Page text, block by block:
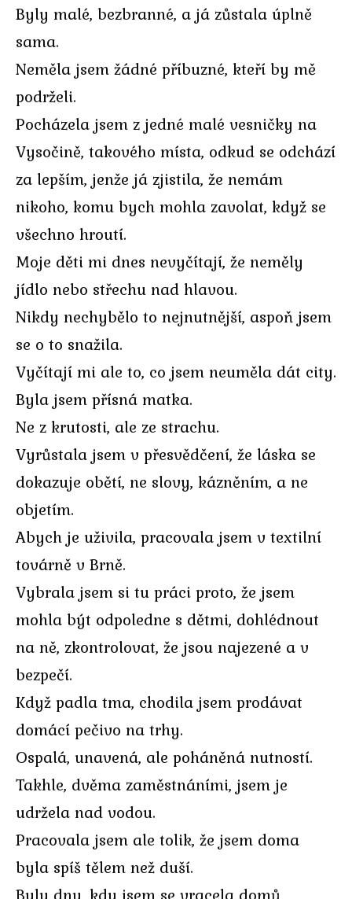
Byly malé, bezbranné, a já zůstala úplně
sama.
Neměla jsem žádné příbuzné, kteří by mě
podrželi.
Pocházela jsem z jedné malé vesničky na
Vysočině, takového místa, odkud se odchází
za lepším, jenže já zjistila, že nemám
nikoho, komu bych mohla zavolat, když se
všechno hroutí.
Moje děti mi dnes nevyčítají, že neměly
jídlo nebo střechu nad hlavou.
Nikdy nechybělo to nejnutnější, aspoň jsem
se o to snažila.
Vyčítají mi ale to, co jsem neuměla dát city.
Byla jsem přísná matka.
Ne z krutosti, ale ze strachu.
Vyrůstala jsem v přesvědčení, že láska se
dokazuje obětí, ne slovy, kázněním, a ne
objetím.
Abych je uživila, pracovala jsem v textilní
továrně v Brně.
Vybrala jsem si tu práci proto, že jsem
mohla být odpoledne s dětmi, dohlédnout
na ně, zkontrolovat, že jsou najezené a v
bezpečí.
Když padla tma, chodila jsem prodávat
domácí pečivo na trhy.
Ospalá, unavená, ale poháněná nutností.
Takhle, dvěma zaměstnáními, jsem je
udržela nad vodou.
Pracovala jsem ale tolik, že jsem doma
byla spíš tělem než duší.